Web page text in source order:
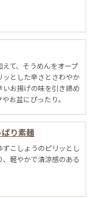
て、そうめんをオープ
ッとした辛さとさわやか
お揚げの味を引き締め
お盆にぴったり。
り素麺
こしょうのピリッとし
軽やかで清涼感のある